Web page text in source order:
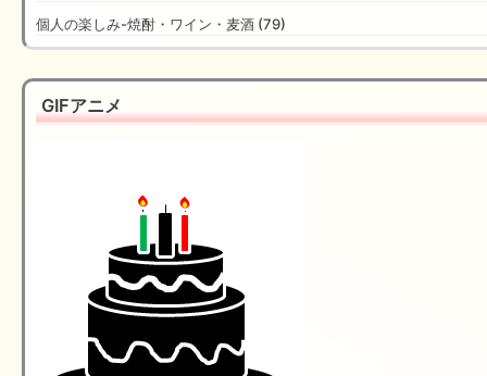
個人の楽しみ-焼酎・ワイン・麦酒 (79)
GIFアニメ